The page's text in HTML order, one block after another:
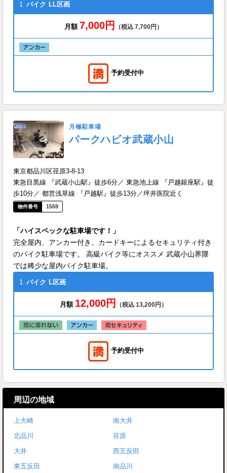
1 バイク LL区画
月額 7,000円 （税込 7,700円）
予約受付中
月極駐車場
パークハビオ武蔵小山
東京都品川区荏原3-8-13
東急目黒線 『武蔵小山駅』徒歩6分／ 東急池上線 『戸越銀座駅』徒
歩10分／ 都営浅草線 『戸越駅』徒歩13分／坪井医院近く
1559
「ハイスペックな駐車場です！」
完全屋内、アンカー付き、カードキーによるセキュリティ付き
のバイク駐車場です。 高級バイク等にオススメ 武蔵小山界隈
では稀少な屋内バイク駐車場。
1 バイク L区画
月額 12,000円 （税込 13,200円）
予約受付中
周辺の地域
上大崎
南大井
北品川
荏原
大井
西五反田
東五反田
南品川